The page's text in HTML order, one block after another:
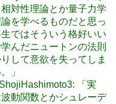
対性理論とか量子力学
を学べるものだと思っ
ではそういう格好いい
んだニュートンの法則
して意欲を失ってしま
」
「実
動関数とかシュレーデ